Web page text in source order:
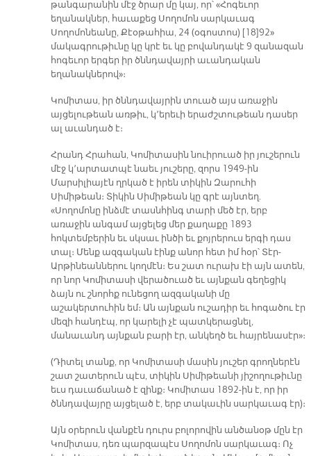
թանգարանին մէջ ծրար մը կայ, որ՝ «Հոգեւոր
եղանակներ, հաւաքեց Սողոմոն սարկաւագ
Սողոմոնեանը, Քէօթահիա, 24 (օգոստոս) [18]92»
մակագրութիւնը կը կրէ եւ կը բովանդակէ 9 զանազան
հոգեւոր երգեր իր ծննդավայրի աւանդական
եղանակներով»։
Կոմիտաս, իր ծննդավայրին տուած այս առաջին
այցելութեան առթիւ, կ՚երեւի երաժշտութեան դասեր
ալ աւանդած է։
Հրանդ Հրահան, Կոմիտասին նուիրուած իր յուշերուն
մէջ կ՚արտատպէ նաեւ յուշերը, զորս 1949-ին
Մարսիլիայէն ղրկած է իրեն տիկին Զարուհի
Սիմիթեան։ Տիկին Սիմիթեան կը գրէ այնտեղ.
«Սողոմոնը ինձմէ տասնհինգ տարի մեծ էր, երբ
առաջին անգամ այցելեց մեր քաղաքը 1893
հոկտեմբերին եւ սկսաւ ինծի եւ քոյրերուս երգի դաս
տալ։ Մենք ազգական էինք անոր հետ իմ հօր՝ Տէր-
Արթինեաններու կողմէն։ Ես շատ ուրախ էի այն ատեն,
որ նոր Կոմիտասի վերածուած եւ այնքան գեղեցիկ
ձայն ու շնորհք ունեցող ազգականի մը
աշակերտուհին եմ։ Ան այնքան ուշադիր եւ հոգածու էր
մեզի հանդէպ, որ կարելի չէ պատկերացնել,
մանաւանդ այնքան բարի էր, անկեղծ եւ հայրենասէր»։
(Դիտել տանք, որ Կոմիտասի մասին յուշեր գրողներէն
շատ շատերուն պէս, տիկին Սիմիթեանի յիշողութիւնը
եւս դաւաճանած է զինք։ Կոմիտաս 1892-ին է, որ իր
ծննդավայրը այցելած է, երբ տակաւին սարկաւագ էր)։
Այն օրերուն վանքէն դուրս բոլորովին անծանօթ մըն էր
Կոմիտաս, դեռ պարզապէս Սողոմոն սարկաւագ։ Ոչ